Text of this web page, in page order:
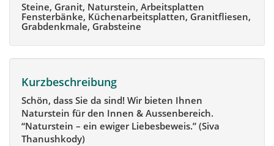
Steine, Granit, Naturstein, Arbeitsplatten
Fensterbänke, Küchenarbeitsplatten, Granitfliesen,
Grabdenkmale, Grabsteine
Kurzbeschreibung
Schön, dass Sie da sind! Wir bieten Ihnen
Naturstein für den Innen & Aussenbereich.
“Naturstein – ein ewiger Liebesbeweis.” (Siva
Thanushkody)